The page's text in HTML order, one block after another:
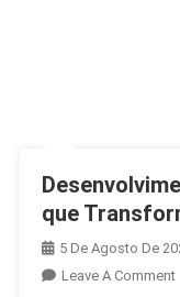
que
5 De Agosto De
Leave A Comment